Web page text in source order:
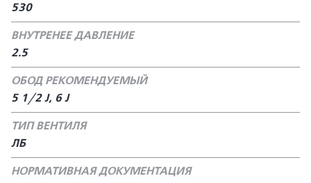
530
ВНУТРЕНЕЕ ДАВЛЕНИЕ
2.5
ОБОД РЕКОМЕНДУЕМЫЙ
5 1/2 J, 6 J
ТИП ВЕНТИЛЯ
ЛБ
НОРМАТИВНАЯ ДОКУМЕНТАЦИЯ